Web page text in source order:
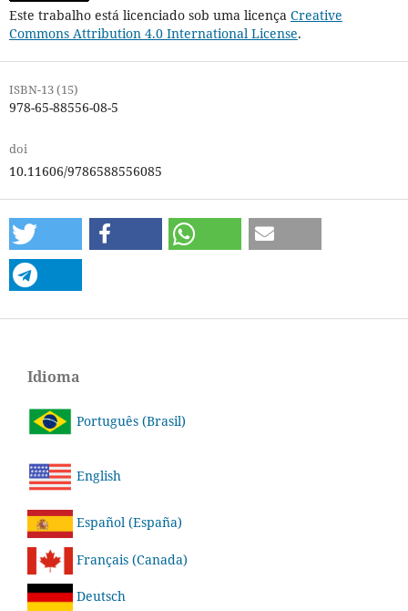
Este trabalho está licenciado sob uma licença Creative
Commons Attribution 4.0 International License.
ISBN-13 (15)
978-65-88556-08-5
doi
10.11606/9786588556085
Idioma
Português (Brasil)
English
Español (España)
Français (Canada)
Deutsch